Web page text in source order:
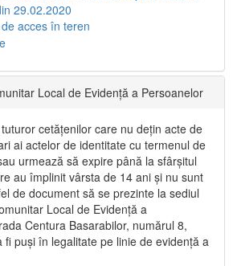
29.02.2020
acces în teren
Local de Evidență a Persoanelor
cetățenilor care nu dețin acte de
ai actelor de identitate cu termenul de
urmează să expire până la sfârșitul
au împlinit vârsta de 14 ani și nu sunt
de document să se prezinte la sediul
Local de Evidență a
Centura Basarabilor, numărul 8,
fi puși în legalitate pe linie de evidență a